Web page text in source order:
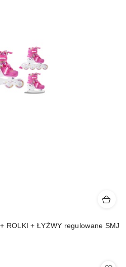
ROLKI + ŁYŻWY regulowane SMJ